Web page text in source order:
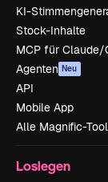
KI-
Stock-Inhalte
MCP für Claude/
Agenten Neu
API
Mobile App
Alle Magnific-
Loslegen